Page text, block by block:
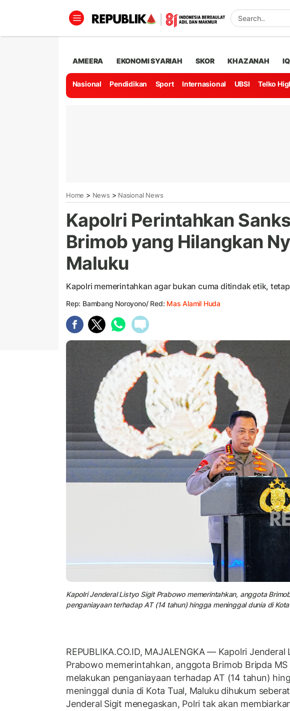
AMEERA EKONOMI SYARIAH SKOR KHAZANAH
Nasional Pendidikan Sport Internasional UBSI Telko
Home > News > Nasional News
Kapolri Perintahkan
Brimob yang Hilangkan
Maluku
Kapolri memerintahkan agar bukan cuma ditindak etik,
Rep: Bambang Noroyono/ Red: Mas Alamil Huda
Kapolri Jenderal Listyo Sigit Prabowo memerintahkan, anggota
penganiayaan terhadap AT (14 tahun) hingga meninggal dunia di
REPUBLIKA.CO.ID, MAJALENGKA — Kapolri Jenderal
Prabowo memerintahkan, anggota Brimob Bripda MS
melakukan penganiayaan terhadap AT (14 tahun)
meninggal dunia di Kota Tual, Maluku dihukum
Jenderal Sigit menegaskan, Polri tak akan